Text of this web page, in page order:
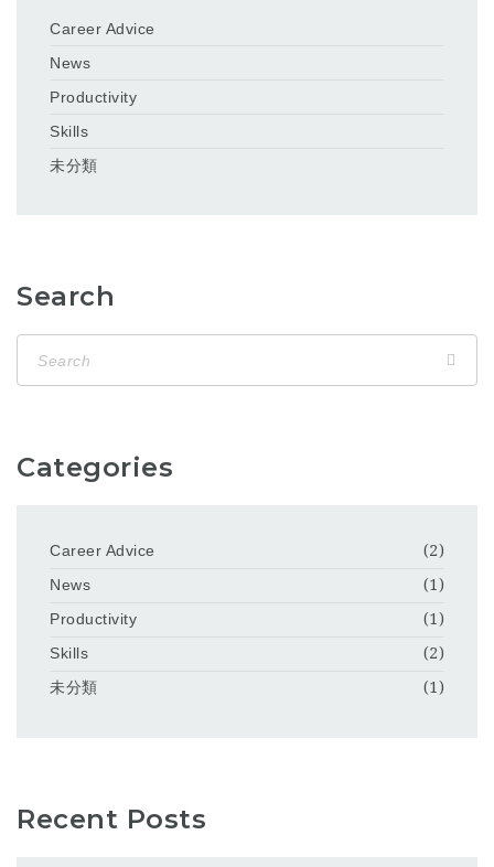
Career Advice
News
Productivity
Skills
未分類
Search
Categories
Career Advice
(2)
News
(1)
Productivity
(1)
Skills
(2)
未分類
(1)
Recent Posts